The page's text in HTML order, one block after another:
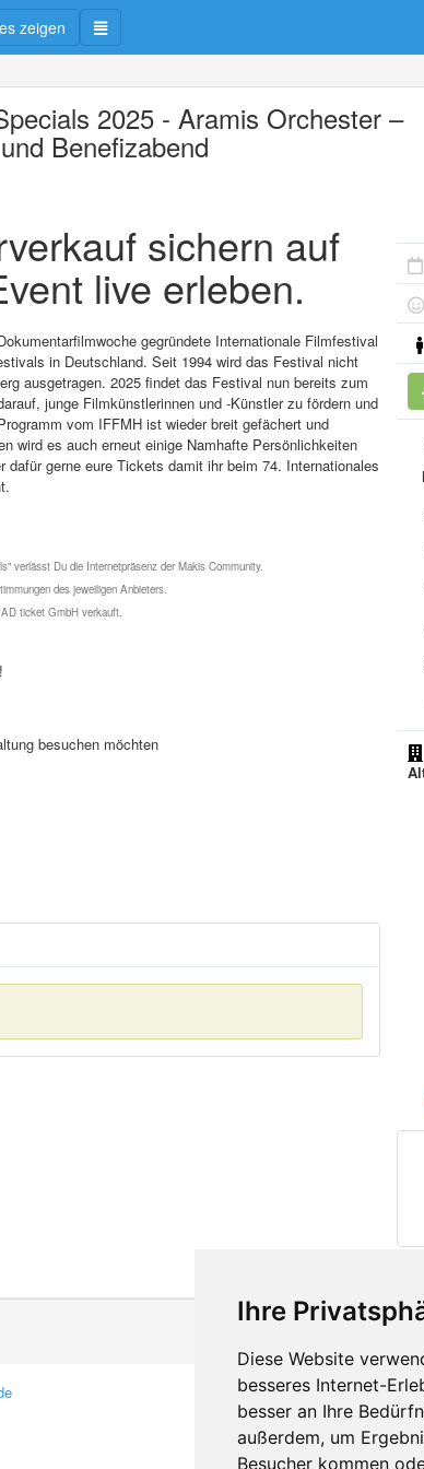
Ihre
Diese Website
besseres Internet-
besser an Ihre
außerdem, um
Besucher kommen
zeigen
2025 - Aramis Orchester –
Benefizabend
sichern auf
live erleben.
gegründete Internationale Filmfestival
in Deutschland. Seit 1994 wird das Festival nicht
ausgetragen. 2025 findet das Festival nun bereits zum
junge Filmkünstlerinnen und -Künstler zu fördern und
vom IFFMH ist wieder breit gefächert und
wird es auch erneut einige Namhafte Persönlichkeiten
gerne eure Tickets damit ihr beim 74. Internationales
verlässt Du die Internetpräsenz der Makis Community.
des jeweiligen Anbieters.
ticket GmbH verkauft.
besuchen möchten
Kontakt
Feedback
Fehler melden